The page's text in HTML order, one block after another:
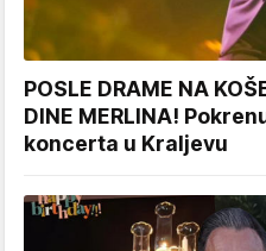
POSLE DRAME NA
DINE MERLINA!
koncerta u Kraljevu